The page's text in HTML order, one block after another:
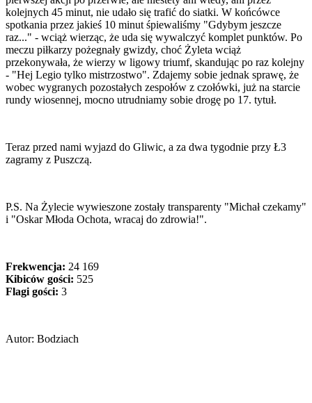
kolejnych 45 minut, nie udało się trafić do siatki. W końcówce
spotkania przez jakieś 10 minut śpiewaliśmy "Gdybym jeszcze
raz..." - wciąż wierząc, że uda się wywalczyć komplet punktów. Po
meczu piłkarzy pożegnały gwizdy, choć Żyleta wciąż
przekonywała, że wierzy w ligowy triumf, skandując po raz kolejny
- "Hej Legio tylko mistrzostwo". Zdajemy sobie jednak sprawę, że
wobec wygranych pozostałych zespołów z czołówki, już na starcie
rundy wiosennej, mocno utrudniamy sobie drogę po 17. tytuł.
Teraz przed nami wyjazd do Gliwic, a za dwa tygodnie przy Ł3
zagramy z Puszczą.
P.S. Na Żylecie wywieszone zostały transparenty "Michał czekamy"
i "Oskar Młoda Ochota, wracaj do zdrowia!".
Frekwencja: 24 169
Kibiców gości: 525
Flagi gości: 3
Autor: Bodziach